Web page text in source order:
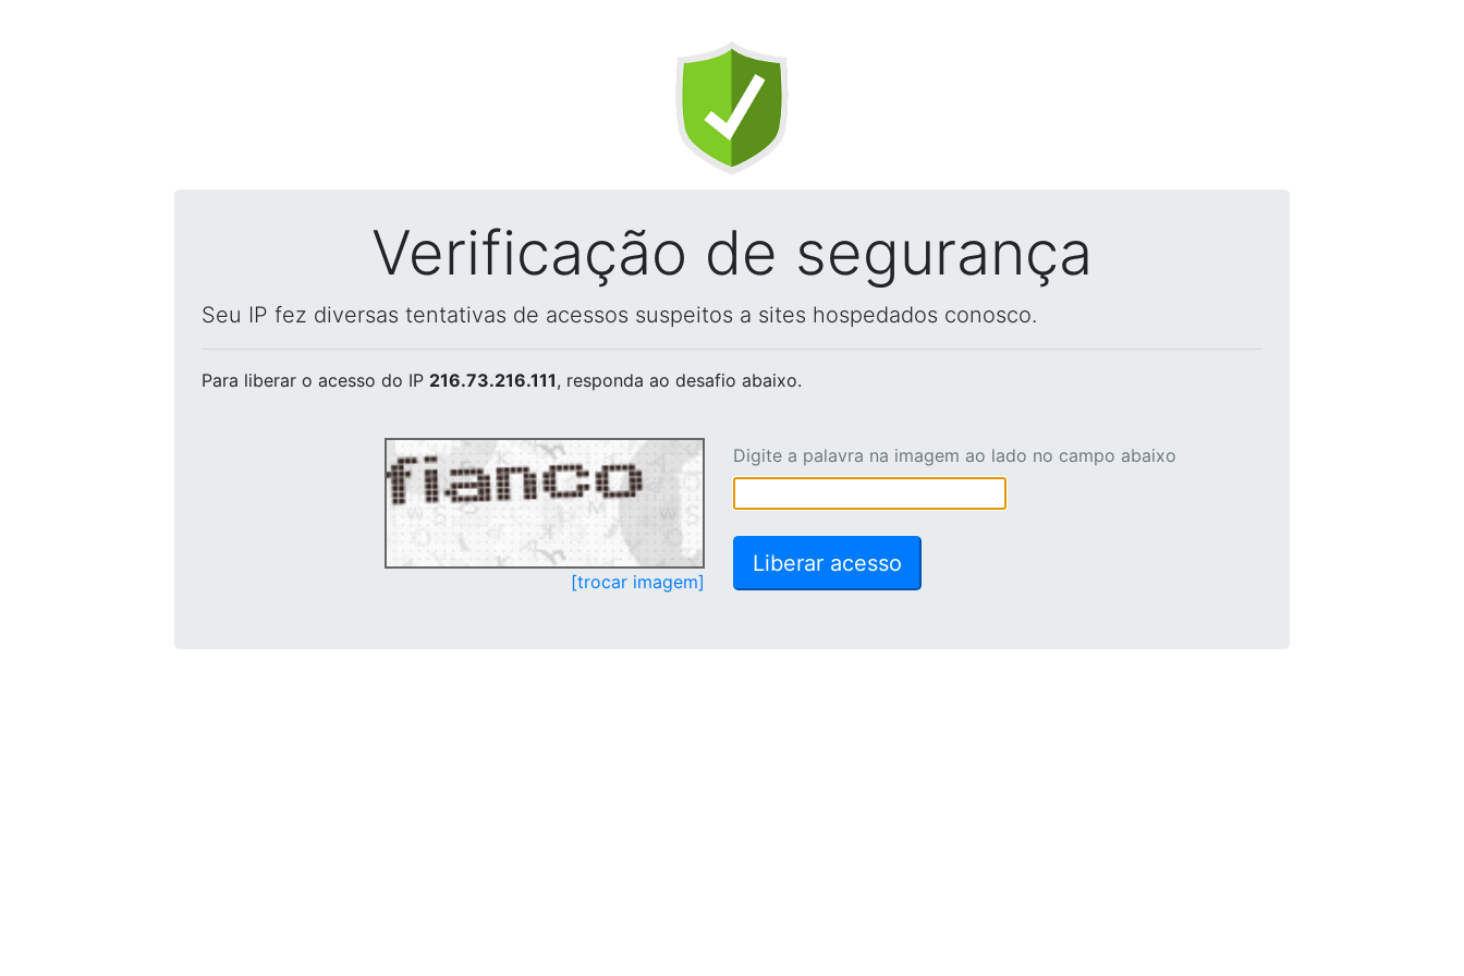
Verificação de segurança
Seu IP fez diversas tentativas de acessos suspeitos a sites hospedados conosco.
Para liberar o acesso do IP 216.73.216.111, responda ao desafio abaixo.
[trocar imagem]
Digite a palavra na imagem ao lado no campo abaixo